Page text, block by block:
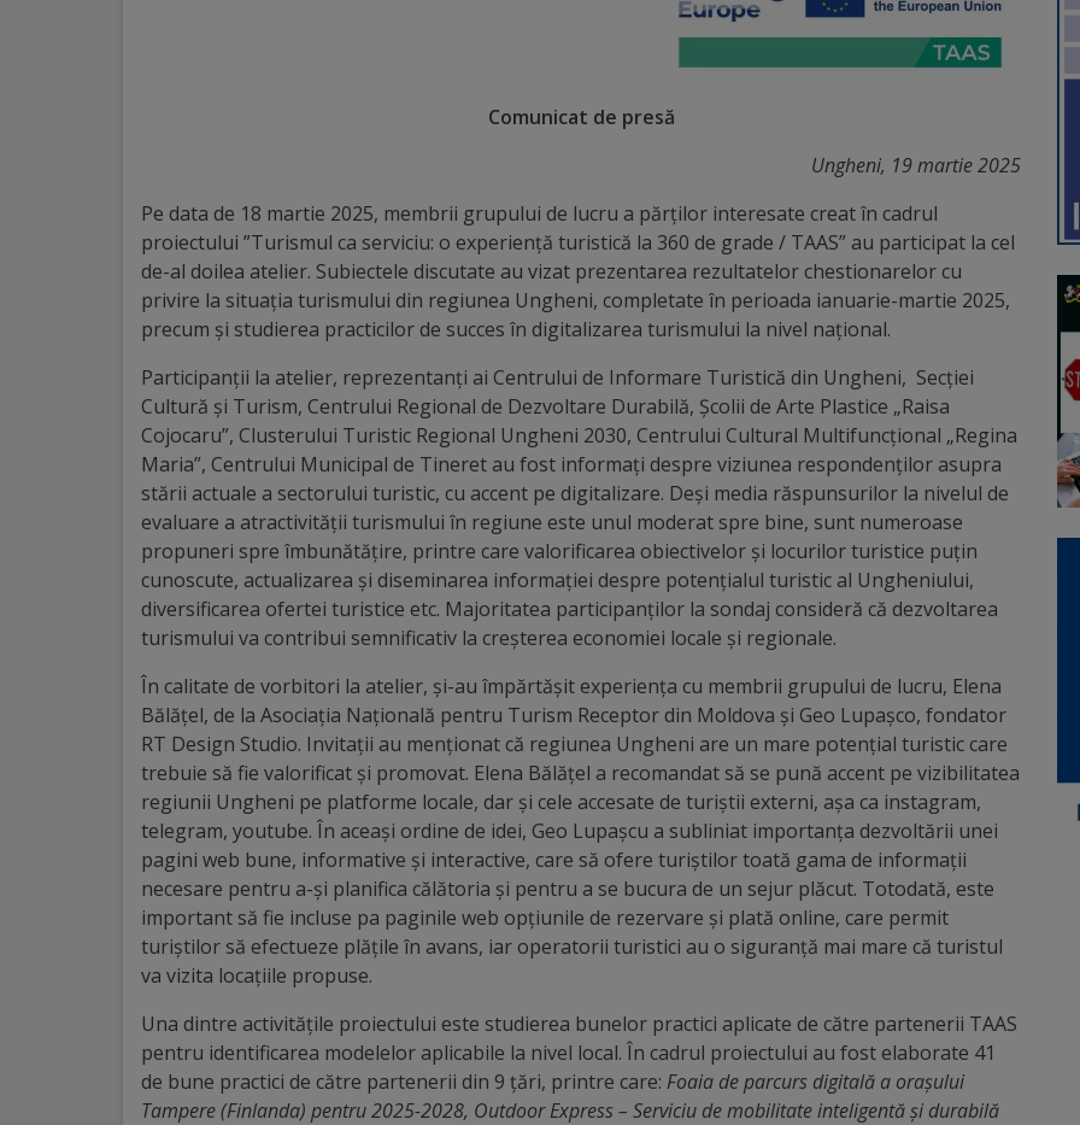
onoare
Deținători
titlului
„Merite
pentru
Ungheni”
Diplome
Excelență
Ungheniul
turistic
Obiective
turistice
Sculpturi
(harta
sculpturilor)
Monumente
arhitecturale
Comunicat de presă
Ungheni, 19 martie 2025
Pe data de 18 martie 2025, membrii grupului de lucru a părților interesate creat în cadrul
proiectului ”Turismul ca serviciu: o experiență turistică la 360 de grade / TAAS” au participat la cel
de-al doilea atelier. Subiectele discutate au vizat prezentarea rezultatelor chestionarelorcu
privire la situația turismului din regiunea Ungheni, completate în perioada ianuarie-martie 2025,
precum și studierea practicilor de succes în digitalizarea turismului la nivel național.
Participanții la atelier, reprezentanți ai Centrului de Informare Turistică din Ungheni, Secției
Cultură și Turism, Centrului Regional de Dezvoltare Durabilă, Școlii de Arte Plastice „Raisa
Cojocaru”, Clusterului Turistic Regional Ungheni 2030, Centrului Cultural Multifuncțional „Regina
Maria”, Centrului Municipal de Tineret au fost informați despre viziunea respondenților asupra
stării actuale a sectorului turistic, cu accent pe digitalizare. Deși media răspunsurilor la nivelul de
evaluare a atractivității turismului în regiune este unul moderat spre bine, sunt numeroase
propuneri spre îmbunătățire, printre care valorificarea obiectivelor și locurilor turistice puțin
cunoscute, actualizarea și diseminarea informației despre potențialul turistic al Ungheniului,
diversificarea ofertei turistice etc. Majoritatea participanților la sondaj consideră că dezvoltarea
turismului va contribui semnificativ la creșterea economiei locale și regionale.
În calitate de vorbitori la atelier, și-au împărtășit experiența cu membrii grupului de lucru, Elena
Bălățel, de la Asociația Națională pentru Turism Receptor din Moldova și Geo Lupașco, fondator
RT Design Studio. Invitații au menționat că regiunea Ungheni are un mare potențial turistic care
trebuie să fie valorificat și promovat. Elena Bălățel a recomandat să se pună accent pe vizibilitatea
regiunii Ungheni pe platforme locale, dar și cele accesate de turiștii externi, așa ca instagram,
telegram, youtube. În aceași ordine de idei, Geo Lupașcu a subliniat importanța dezvoltării unei
pagini web bune, informative și interactive, care să ofere turiștilor toată gama de informații
necesare pentru a-și planifica călătoria și pentru a se bucura de un sejur plăcut. Totodată, este
important să fie incluse pa paginile web opțiunile de rezervare și plată online, care permit
turiștilor să efectueze plățile în avans, iar operatorii turistici au o siguranță mai mare că turistul
va vizita locațiile propuse.
Una dintre activitățile proiectului este studierea bunelor practici aplicate de către partenerii TAAS
pentru identificarea modelelor aplicabile la nivel local. În cadrul proiectului au fost elaborate 41
de bune practici de către partenerii din 9 țări, printre care: Foaia de parcurs digitală a orașului
Tampere (Finlanda) pentru 2025-2028, Outdoor Express – Serviciu de mobilitate inteligentă și durabilă